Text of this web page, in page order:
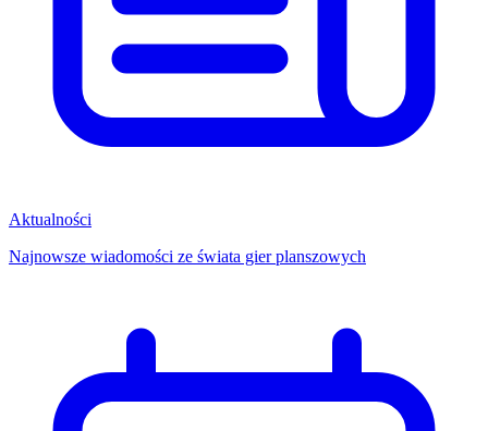
Aktualności
Najnowsze wiadomości ze świata gier planszowych